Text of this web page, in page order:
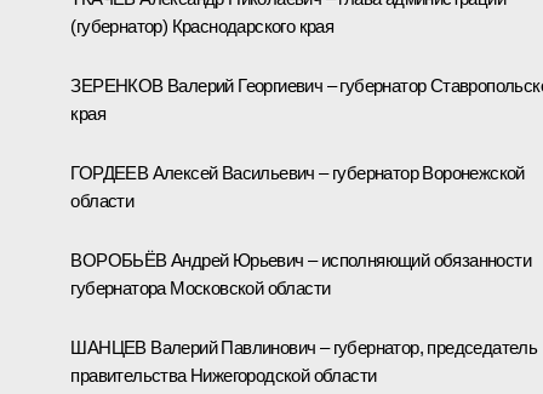
(губернатор) Краснодарского края
ЗЕРЕНКОВ Валерий Георгиевич – губернатор
края
ГОРДЕЕВ Алексей Васильевич – губернатор Воронежской
области
ВОРОБЬЁВ Андрей Юрьевич – исполняющий обязанности
губернатора Московской области
ШАНЦЕВ Валерий Павлинович – губернатор, председатель
правительства Нижегородской области